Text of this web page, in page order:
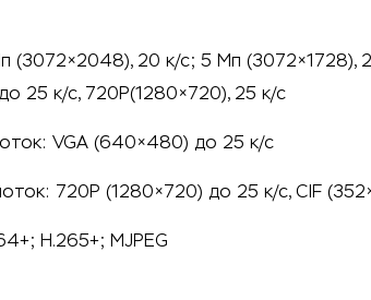
(3072×2048), 20 к/с; 5 Мп (3072×1728),
25 к/с, 720P(1280×720), 25 к/с
VGA (640×480) до 25 к/с
720P (1280×720) до 25 к/с, CIF
H.265+; MJPEG